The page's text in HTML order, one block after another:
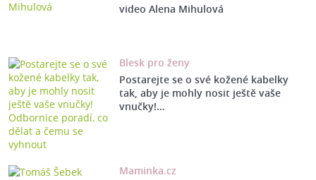
video Alena Mihulová
Blesk pro ženy
Postarejte se o své kožené kabelky
tak, aby je mohly nosit ještě vaše
vnučky!…
Maminka.cz